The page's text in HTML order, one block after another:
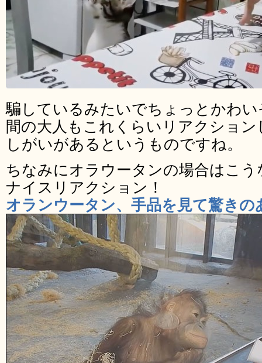
騙しているみたいでちょっとかわ
間の大人もこれくらいリアクショ
しがいがあるというものですね。
ちなみにオラウータンの場合はこ
ナイスリアクション！
オランウータン、手品を見て驚き